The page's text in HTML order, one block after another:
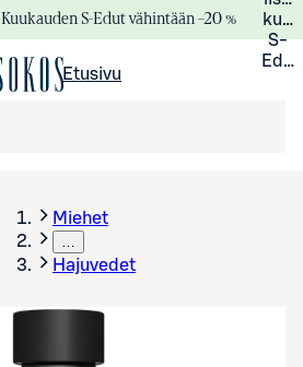
Kuukauden S-Edut vähintään –20 %
S-
Etusivu
Miehet
…
Hajuvedet